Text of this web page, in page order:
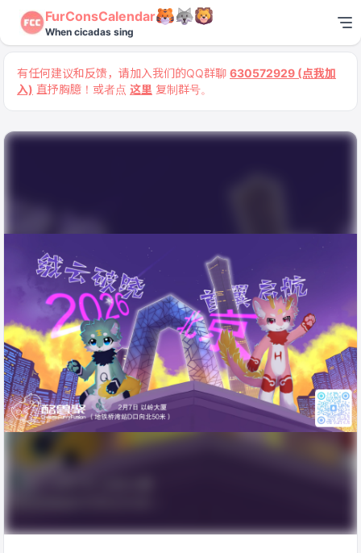
FurConsCalendar
When cicadas sing
有任何建议和反馈，请加入我们的QQ群聊 630572929 (点我加
入) 直抒胸臆！或者点 这里 复制群号。